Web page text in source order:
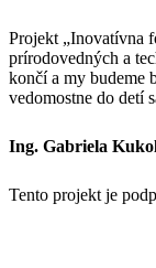
Projekt „Inovatívna
prírodovedných a
končí a my budeme
vedomostne do detí
Ing. Gabriela
Tento projekt je